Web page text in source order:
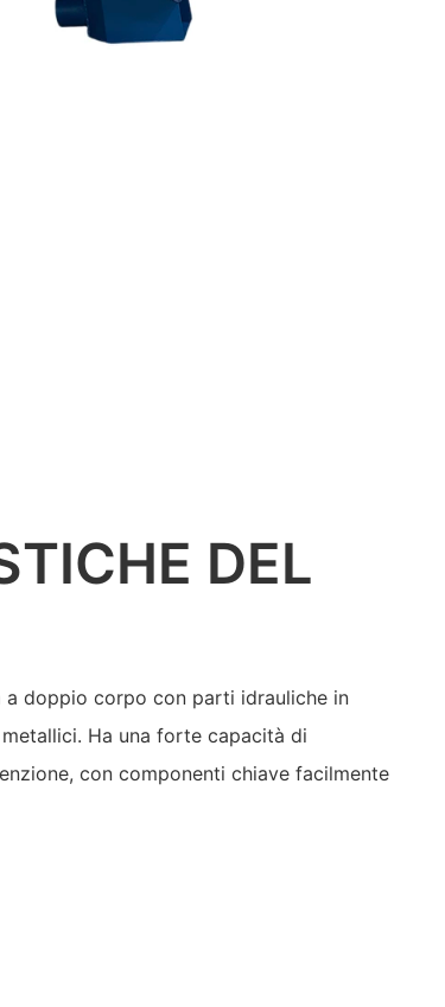
DEL
doppio corpo con parti idrauliche in
Ha una forte capacità di
con componenti chiave facilmente